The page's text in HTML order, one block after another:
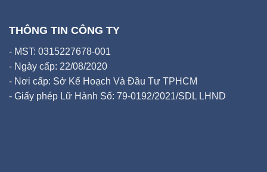
THÔNG TIN CÔNG TY
- MST: 0315227678-001
- Ngày cấp: 22/08/2020
- Nơi cấp: Sở Kế Hoạch Và Đầu Tư TPHCM
- Giấy phép Lữ Hành Số: 79-0192/2021/SDL LHND